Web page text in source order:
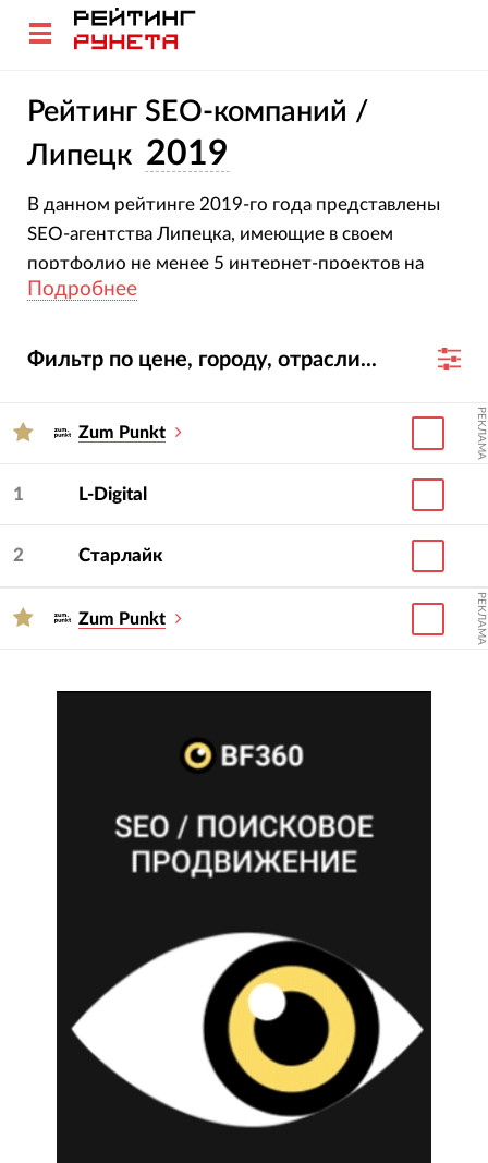
Рейтинг SEO-компаний /
Липецк 2019
В данном рейтинге 2019-го года представлены
SEO-агентства Липецка, имеющие в своем
портфолио не менее 5 интернет-проектов на
продвижении.
Подробнее
Фильтр по цене, городу, отрасли...
Zum Punkt РЕКЛАМА
1 L-Digital
2 Старлайк
Zum Punkt РЕКЛАМА